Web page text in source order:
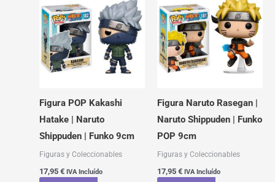
Figura POP Kakashi
Hatake | Naruto
Shippuden | Funko 9cm
Figuras y Coleccionables
17,95 € IVA Incluído
Figura Naruto Rasegan |
Naruto Shippuden | Funko
POP 9cm
Figuras y Coleccionables
17,95 € IVA Incluído